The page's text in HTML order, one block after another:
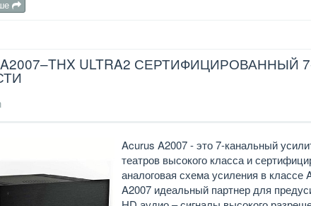
A2007–THX ULTRA2
Acurus A2007 - это 7-канальный
театров высокого класса и
аналоговая схема усиления в классе
A2007 идеальный партнер для